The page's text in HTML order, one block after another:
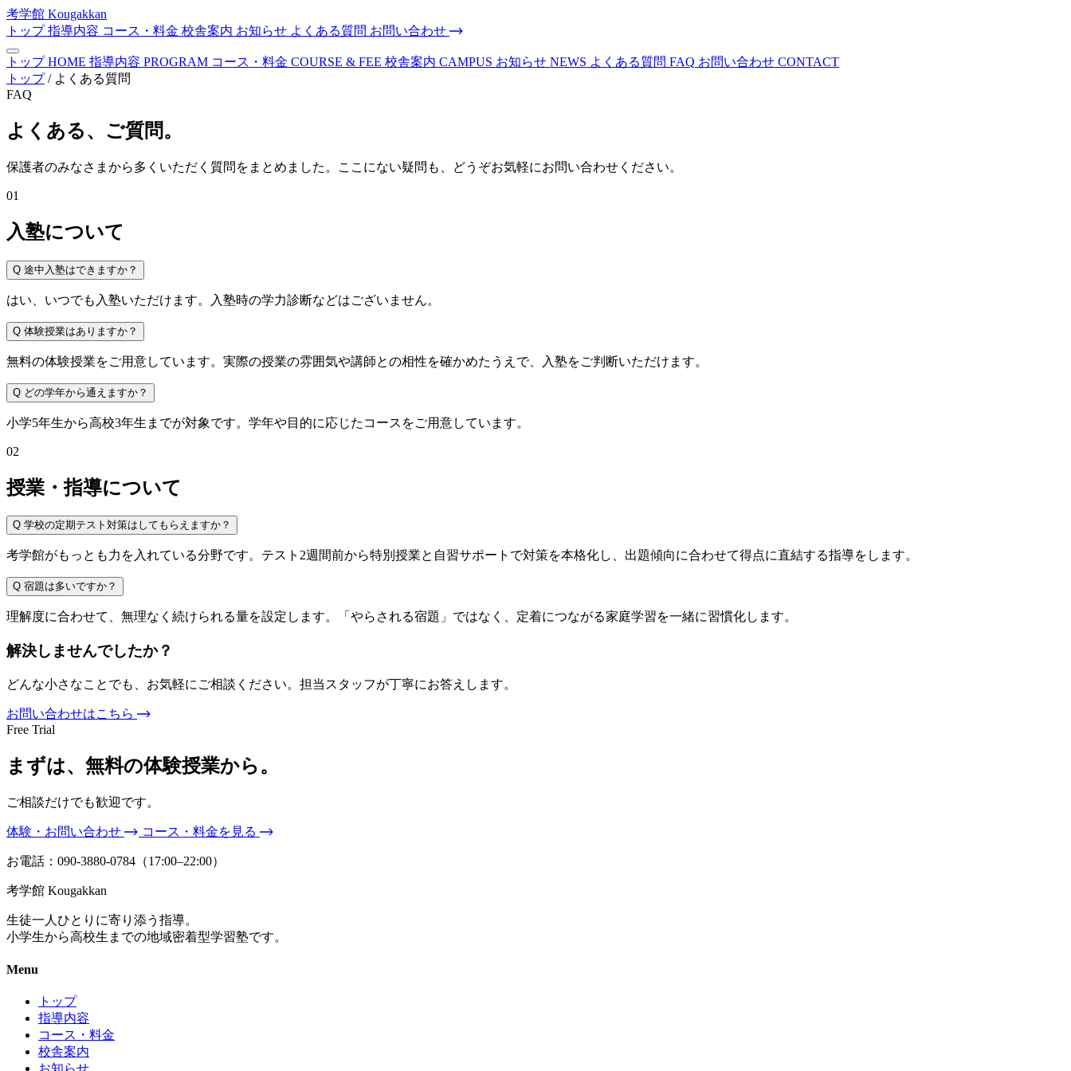
考学館 Kougakkan
トップ指導内容 コース・料金 校舎案内 お知らせ よくある質問 お問い合わせ
トップ HOME 指導内容 PROGRAM コース・料金 COURSE & FEE 校舎案内 CAMPUS お知らせ NEWS よくある質問 FAQ お問い合わせ CONTACT
トップ / よくある質問
FAQ
よくある、ご質問。
保護者のみなさまから多くいただく質問をまとめました。ここにない疑問も、どうぞお気軽にお問い合わせください。
01
入塾について
Q 途中入塾はできますか？
はい、いつでも入塾いただけます。入塾時の学力診断などはございません。
Q 体験授業はありますか？
無料の体験授業をご用意しています。実際の授業の雰囲気や講師との相性を確かめたうえで、入塾をご判断いただけます。
Q どの学年から通えますか？
小学5年生から高校3年生までが対象です。学年や目的に応じたコースをご用意しています。
02
授業・指導について
Q 学校の定期テスト対策はしてもらえますか？
考学館がもっとも力を入れている分野です。テスト2週間前から特別授業と自習サポートで対策を本格化し、出題傾向に合わせて得点に直結する指導をします。
Q 宿題は多いですか？
理解度に合わせて、無理なく続けられる量を設定します。「やらされる宿題」ではなく、定着につながる家庭学習を一緒に習慣化します。
解決しませんでしたか？
どんな小さなことでも、お気軽にご相談ください。担当スタッフが丁寧にお答えします。
お問い合わせはこちら
Free Trial
まずは、無料の体験授業から。
ご相談だけでも歓迎です。
体験・お問い合わせ コース・料金を見る
お電話： 090-3880-0784 （17:00–22:00）
考学館 Kougakkan
生徒一人ひとりに寄り添う指導。
小学生から高校生までの地域密着型学習塾です。
Menu
トップ
指導内容
コース・料金
校舎案内